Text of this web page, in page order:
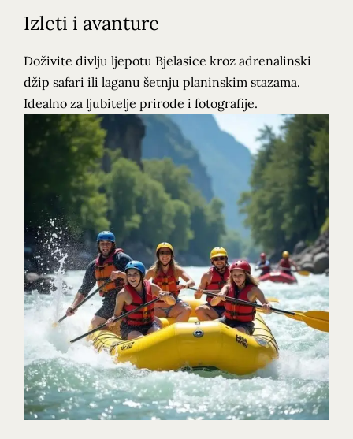
Izleti i avanture
Doživite divlju ljepotu Bjelasice kroz adrenalinski
džip safari ili laganu šetnju planinskim stazama.
Idealno za ljubitelje prirode i fotografije.